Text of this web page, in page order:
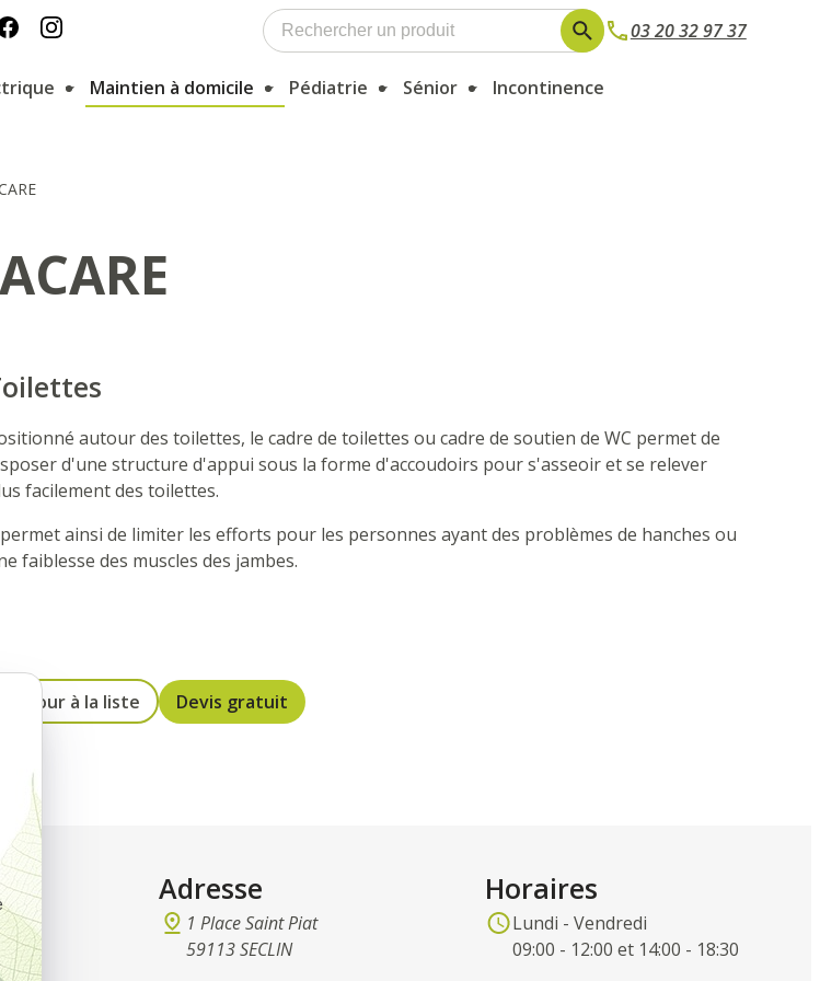
03 20 32 97 37
Maintien à domicile Pédiatrie Sénior Incontinence
autour des toilettes, le cadre de toilettes ou cadre de soutien de WC permet de
d'une structure d'appui sous la forme d'accoudoirs pour s'asseoir et se relever
facilement des toilettes.
ainsi de limiter les efforts pour les personnes ayant des problèmes de hanches ou
faiblesse des muscles des jambes.
Retour à la liste Devis gratuit
Adresse
1 Place Saint Piat
59113 SECLIN
Horaires
Lundi - Vendredi
09:00 - 12:00 et 14:00 - 18:30